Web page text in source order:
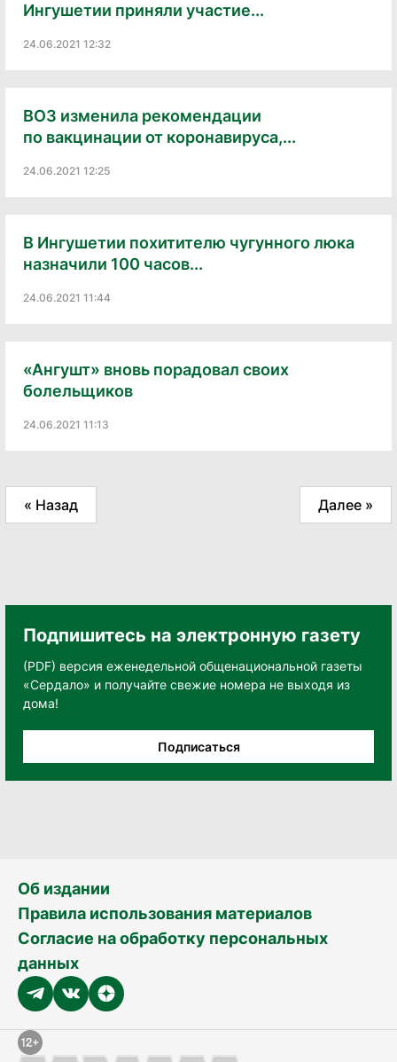
Ингушетии приняли участие...
24.06.2021 12:32
ВОЗ изменила рекомендации
по вакцинации от коронавируса,...
24.06.2021 12:25
В Ингушетии похитителю чугунного люка
назначили 100 часов...
24.06.2021 11:44
«Ангушт» вновь порадовал своих
болельщиков
24.06.2021 11:13
« Назад Далее »
Подпишитесь на электронную газету
(PDF) версия еженедельной общенациональной газеты
«Сердало» и получайте свежие номера не выходя из
дома!
Подписаться
Об издании
Правила использования материалов
Согласие на обработку персональных
данных